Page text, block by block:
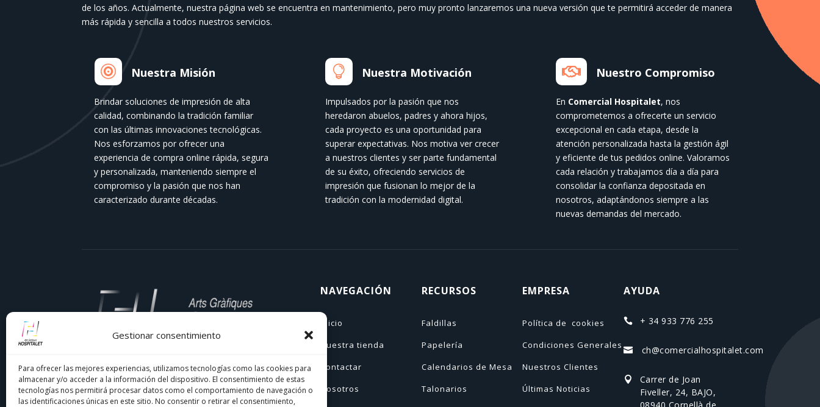
Gestionar consentimiento
Para ofrecer las mejores experiencias, utilizamos tecnologías como las cookies para
almacenar y/o acceder a la información del dispositivo. El consentimiento de estas
tecnologías nos permitirá procesar datos como el comportamiento de navegación o
las identificaciones únicas en este sitio. No consentir o retirar el consentimiento,
de los años. Actualmente, nuestra página web se encuentra en mantenimiento, pero muy pronto lanzaremos una nueva versión que te permitirá acceder de manera
más rápida y sencilla a todos nuestros servicios.
 Nuestra Misión
Brindar soluciones de impresión de alta
calidad, combinando la tradición familiar
con las últimas innovaciones tecnológicas.
Nos esforzamos por ofrecer una
experiencia de compra online rápida, segura
y personalizada, manteniendo siempre el
compromiso y la pasión que nos han
caracterizado durante décadas.
 Nuestra Motivación
Impulsados por la pasión que nos
heredaron abuelos, padres y ahora hijos,
cada proyecto es una oportunidad para
superar expectativas. Nos motiva ver crecer
a nuestros clientes y ser parte fundamental
de su éxito, ofreciendo servicios de
impresión que fusionan lo mejor de la
tradición con la modernidad digital.
 Nuestro Compromiso
En Comercial Hospitalet, nos
comprometemos a ofrecerte un servicio
excepcional en cada etapa, desde la
atención personalizada hasta la gestión ágil
y eficiente de tus pedidos online. Valoramos
cada relación y trabajamos día a día para
consolidar la confianza depositada en
nosotros, adaptándonos siempre a las
nuevas demandas del mercado.
EnComercial Hospitalet, llevamos décadas
siendo tu imprenta de confianza en el
Barcelonés y el Baix Llobregat. Nuestra
NAVEGACIÓN
Inicio
Nuestra tienda
Contactar
Nosotros
RECURSOS
Faldillas
Papelería
Calendarios de Mesa
Talonarios
EMPRESA
Política de cookies
Condiciones Generales
Nuestros Clientes
Últimas Noticias
AYUDA
 + 34 933 776 255
 ch@comercialhospitalet.com

Carrer de Joan
Fiveller, 24, BAJO,
08940 Cornellà de